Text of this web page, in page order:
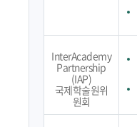
InterAcademy
Partnership
(IAP)
국제학술원위
원회